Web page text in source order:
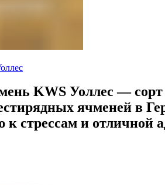
KWS Уоллес —
ячменей в
к стрессам и отличной